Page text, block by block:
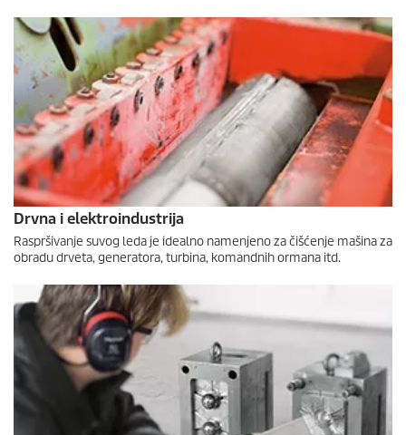
Drvna i elektroindustrija
Raspršivanje suvog leda je idealno namenjeno za čišćenje mašina za
obradu drveta, generatora, turbina, komandnih ormana itd.